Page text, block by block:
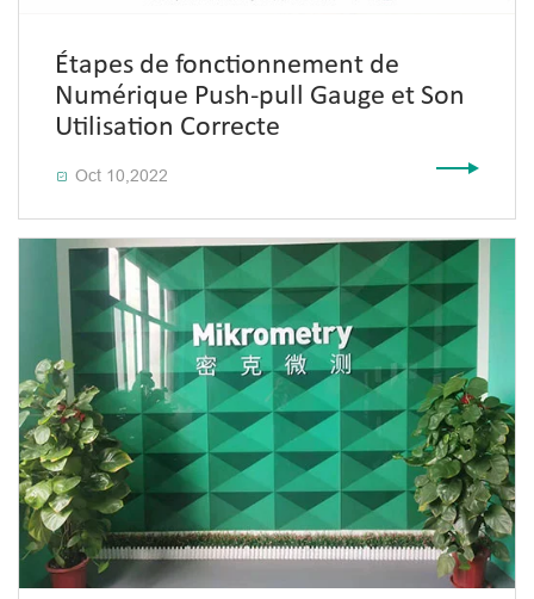
Étapes de fonctionnement de
Numérique Push-pull Gauge et Son
Utilisation Correcte
 Oct 10,2022